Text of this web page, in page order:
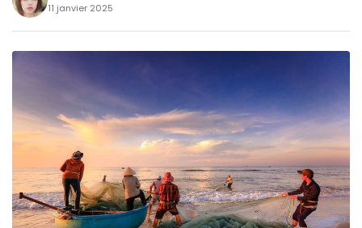
11 janvier 2025